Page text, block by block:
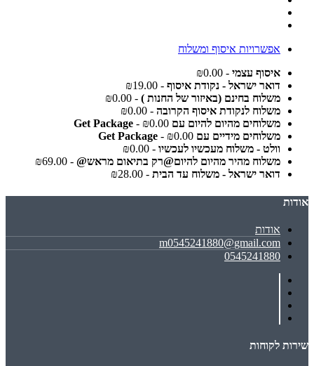
אפשרויות איסוף ומשלוח
איסוף עצמי - ₪0.00
דואר ישראל - נקודת איסוף - ₪19.00
משלוח בחינם (באיזור של החנות ) - ₪0.00
משלוח לנקודת איסוף הקרובה - ₪0.00
משלוחים מהיום להיום עם Get Package - ₪0.00
משלוחים מידיים עם Get Package - ₪0.00
וולט - משלוח מעכשיו לעכשיו - ₪0.00
משלוח מהיר מהיום להיום@רק בתיאום מראש@ - ₪69.00
דואר ישראל - משלוח עד הבית - ₪28.00
אודות
אודות
m0545241880@gmail.com
0545241880
שירות לקוחות